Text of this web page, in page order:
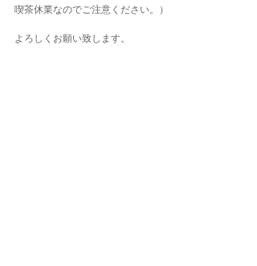
喫茶休業なのでご注意ください。）
よろしくお願い致します。